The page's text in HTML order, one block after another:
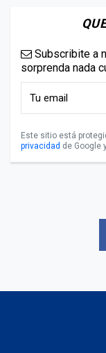
Subscribite a
sorprenda nada
Este sitio está
privacidad de Google